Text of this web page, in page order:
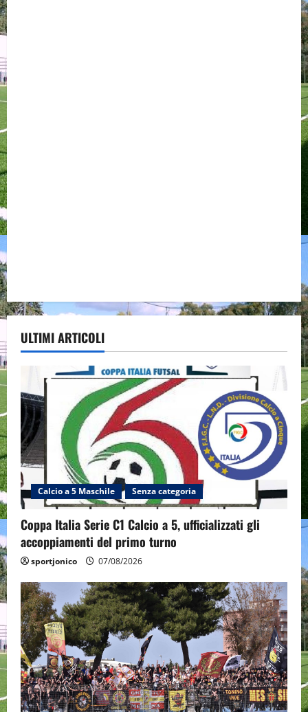
ULTIMI ARTICOLI
Calcio a 5 Maschile Senza categoria
Coppa Italia Serie C1 Calcio a 5, ufficializzati gli
accoppiamenti del primo turno
sportjonico 07/08/2026